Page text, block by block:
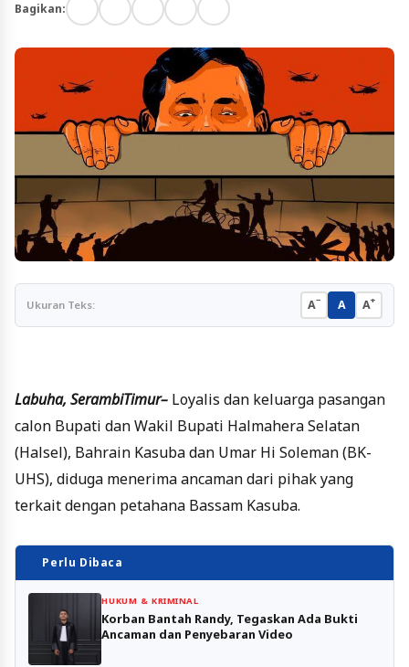
Bagikan:
Ukuran Teks: A− A A+
Labuha, SerambiTimur– Loyalis dan keluarga pasangan
calon Bupati dan Wakil Bupati Halmahera Selatan
(Halsel), Bahrain Kasuba dan Umar Hi Soleman (BK-
UHS), diduga menerima ancaman dari pihak yang
terkait dengan petahana Bassam Kasuba.
Perlu Dibaca
HUKUM & KRIMINAL
Korban Bantah Randy, Tegaskan Ada Bukti
Ancaman dan Penyebaran Video